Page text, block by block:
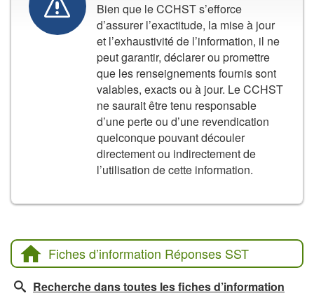
Bien que le CCHST s’efforce
d’assurer l’exactitude, la mise à jour
et l’exhaustivité de l’information, il ne
peut garantir, déclarer ou promettre
que les renseignements fournis sont
valables, exacts ou à jour. Le CCHST
ne saurait être tenu responsable
d’une perte ou d’une revendication
quelconque pouvant découler
directement ou indirectement de
l’utilisation de cette information.
Fiches d’information Réponses SST
Recherche dans toutes les fiches d’information